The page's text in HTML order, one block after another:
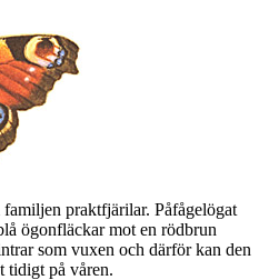
familjen praktfjärilar. Påfågelögat
ögonfläckar mot en rödbrun
som vuxen och därför kan den
tidigt på våren.